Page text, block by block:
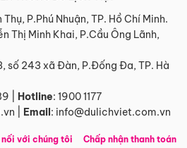
P.Phú Nhuận, TP. Hồ Chí Minh.
Thị Minh Khai, P.Cầu Ông Lãnh,
số 243 xã Đàn, P.Đống Đa, TP. Hà
Hotline: 1900 1177
Email: info@dulichviet.com.vn
nối với chúng tôi Chấp nhận thanh toán